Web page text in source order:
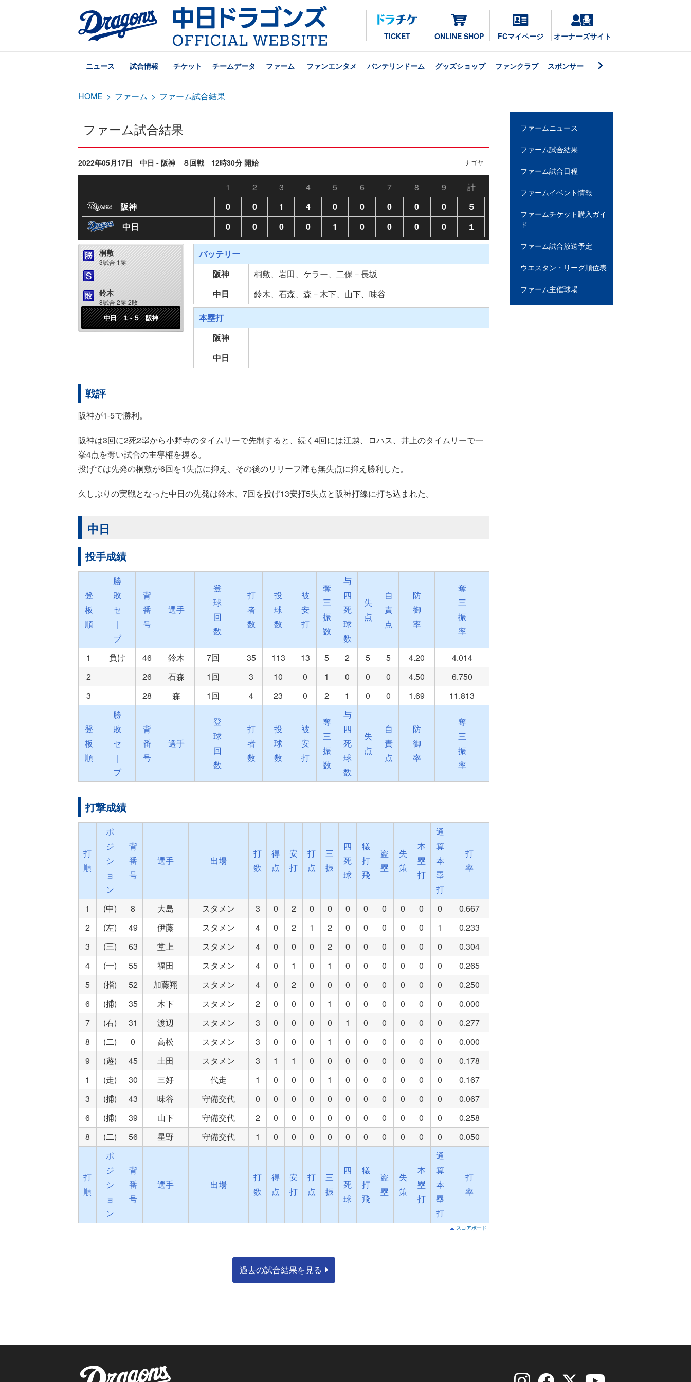
TICKET ONLINE SHOP FCマイページ オーナーズサイト
ニュース 試合情報 チケット チームデータ ファーム ファンエンタメ バンテリンドーム グッズショップ ファンクラブ スポンサー
HOME > ファーム > ファーム試合結果
ファーム試合結果
2022年05月17日 中日 - 阪神 ８回戦 12時30分 開始 ナゴヤ
1 2 3 4 5 6 7 8 9
計
阪神
0 0 1 4 0 0 0 0 0
５
中日
0 0 0 0 1 0 0 0 0 １
桐敷
3試合 1勝
鈴木
8試合 2勝 2敗
中日 １ - ５ 阪神
バッテリー
阪神
桐敷、岩田、ケラー、二保－長坂
中日
鈴木、石森、森－木下、山下、味谷
本塁打
阪神
中日
戦評
阪神が1-5で勝利。
阪神は3回に2死2塁から小野寺のタイムリーで先制すると、続く4回には江越、ロハス、井上のタイムリーで一
挙4点を奪い試合の主導権を握る。
投げては先発の桐敷が6回を1失点に抑え、その後のリリーフ陣も無失点に抑え勝利した。
久しぶりの実戦となった中日の先発は鈴木、7回を投げ13安打5失点と阪神打線に打ち込まれた。
中日
投手成績
登
板
順
勝
敗
セ
｜
ブ
背
番
号
選手
登
球
回
数
打
者
数
投
球
数
被
安
打
奪
三
振
数
与
四
死
球
数
失
点
自
責
点
防
御
率
奪
三
振
率
1 負け 46 鈴木 7回 35 113 13 5 2 5 5 4.20
4.014
2
26 石森 1回 3 10 0 1 0 0 0 4.50
6.750
3
28 森 1回 4 23 0 2 1 0 0 1.69 11.813
登
板
順
勝
敗
セ
｜
ブ
背
番
号
選手
登
球
回
数
打
者
数
投
球
数
被
安
打
奪
三
振
数
与
四
死
球
数
失
点
自
責
点
防
御
率
奪
三
振
率
打撃成績
打
順
ポ
ジ
シ
ョ
ン
背
番
号
選手 出場
打
数
得
点
安
打
打
点
三
振
四
死
球
犠
打
飛
盗
塁
失
策
本
塁
打
通
算
本
塁
打
打
率
1 (中) 8 大島 スタメン 3 0 2 0 0 0 0 0 0 0 0
0.667
2
(左) 49 伊藤 スタメン 4 0 2 1 2 0 0 0 0 0 1
0.233
3
(三) 63 堂上 スタメン 4 0 0 0 2 0 0 0 0 0 0
0.304
4
(一) 55 福田 スタメン 4 0 1 0 1 0 0 0 0 0 0
0.265
5
(指) 52 加藤翔 スタメン 4 0 2 0 0 0 0 0 0 0 0
0.250
6
(捕) 35 木下 スタメン 2 0 0 0 1 0 0 0 0 0 0
0.000
7
(右) 31 渡辺 スタメン 3 0 0 0 0 1 0 0 0 0 0
0.277
8
(二) 0 高松 スタメン 3 0 0 0 1 0 0 0 0 0 0
0.000
9
(遊) 45 土田 スタメン 3 1 1 0 0 0 0 0 0 0 0
0.178
1
(走) 30 三好 代走 1 0 0 0 1 0 0 0 0 0 0
0.167
3
(捕) 43 味谷 守備交代 0 0 0 0 0 0 0 0 0 0 0
0.067
6
(捕) 39 山下 守備交代 2 0 0 0 0 0 0 0 0 0 0
0.258
8
(二) 56 星野 守備交代 1 0 0 0 0 0 0 0 0 0 0 0.050
打
順
ポ
ジ
シ
ョ
ン
背
番
号
選手 出場
打
数
得
点
安
打
打
点
三
振
四
死
球
犠
打
飛
盗
塁
失
策
本
塁
打
通
算
本
塁
打
打
率
スコアボード
過去の試合結果を見る
ファームニュース
ファーム試合結果
ファーム試合日程
ファームイベント情報
ファームチケット購入ガイ
ド
ファーム試合放送予定
ウエスタン・リーグ順位表
ファーム主催球場